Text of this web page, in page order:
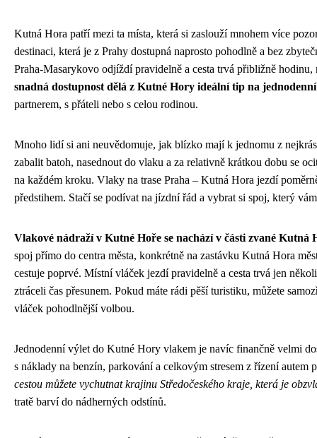
Kutná Hora patří mezi ta místa, která si zaslouží mnohem více
destinaci, která je z Prahy dostupná naprosto pohodlně a bez
Praha-Masarykovo odjíždí pravidelně a cesta trvá přibližně
snadná dostupnost dělá z Kutné Hory ideální tip na
partnerem, s přáteli nebo s celou rodinou.
Mnoho lidí si ani neuvědomuje, jak blízko mají k jednomu z
zabalit batoh, nasednout do vlaku a za relativně krátkou dobu se
na každém kroku. Vlaky na trase Praha – Kutná Hora jezdí
předstihem. Stačí se podívat na jízdní řád a vybrat si spoj, který
Vlakové nádraží v Kutné Hoře se nachází v části zvané Kutná
spoj přímo do centra města, konkrétně na zastávku Kutná Hora
cestuje poprvé. Místní vláček jezdí pravidelně a cesta trvá jen
ztráceli čas přesunem. Pokud máte rádi pěší turistiku, můžete
vláček pohodlnější volbou.
Jednodenní výlet do Kutné Hory vlakem je navíc finančně velmi
s náklady na benzín, parkování a celkovým stresem z řízení
cestou můžete vychutnat krajinu Středočeského kraje, která je
tratě barví do nádherných odstínů.